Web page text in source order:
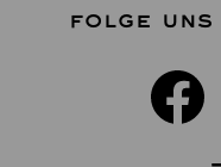
FOLGE